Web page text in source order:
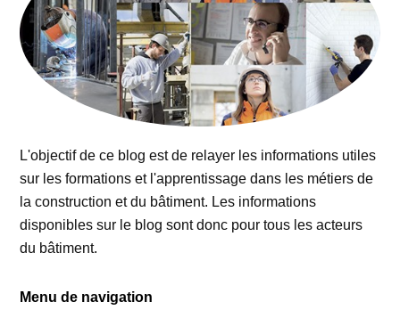
L'objectif de ce blog est de relayer les informations utiles
sur les formations et l'apprentissage dans les métiers de
la construction et du bâtiment. Les informations
disponibles sur le blog sont donc pour tous les acteurs
du bâtiment.
Menu de navigation